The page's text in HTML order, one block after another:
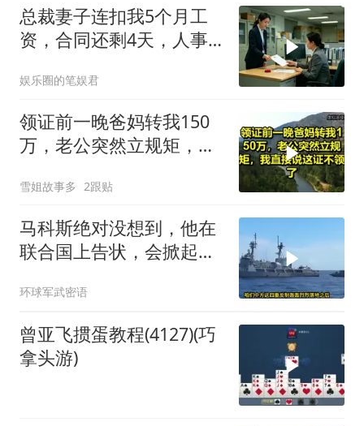
总裁妻子连扣我5个月工
资，合同还剩4天，人事
娱乐圈的笔娱君
领证前一晚爸妈转我150
万，老公突然立规矩，我
雪姐故事多 2跟贴
马科斯绝对没想到，他在
联合国上告状，会掀起中
环球军武密语
曾亚飞掼蛋教程(4127)(巧
拿头游)